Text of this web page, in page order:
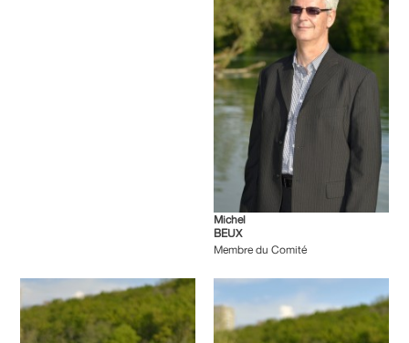
Michel
BEUX
Membre du Comité